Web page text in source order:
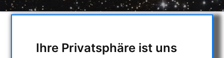
Ihre Privatsphäre ist uns